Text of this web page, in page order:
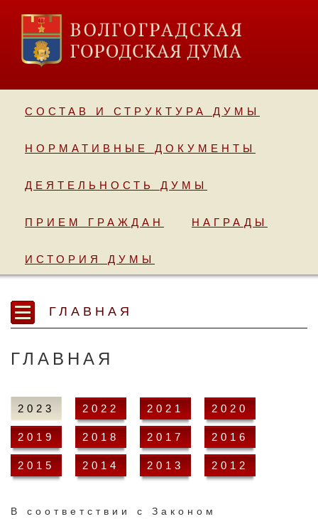
СОСТАВ И СТРУКТУРА ДУМЫ
НОРМАТИВНЫЕ ДОКУМЕНТЫ
ДЕЯТЕЛЬНОСТЬ ДУМЫ
ПРИЕМ ГРАЖДАН НАГРАДЫ
ИСТОРИЯ ДУМЫ
ГЛАВНАЯ
ГЛАВНАЯ
2023 2022 2021 2020
2019 2018 2017 2016
2015 2014 2013 2012
​В соответствии с Законом